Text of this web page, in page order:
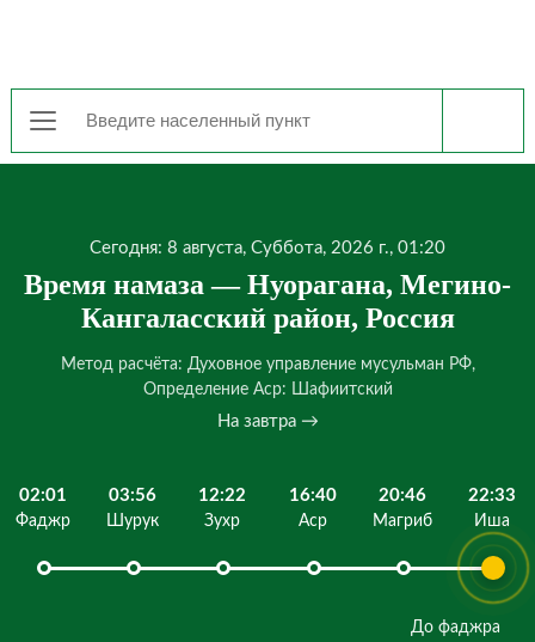
Сегодня: 8 августа, Суббота, 2026 г., 01:20
Время намаза — Нуорагана, Мегино-
Кангаласский район, Россия
Метод расчёта: Духовное управление мусульман РФ,
Определение Аср: Шафиитский
На завтра →
02:01
Фаджр
03:56
Шурук
12:22
Зухр
16:40
Аср
20:46
Магриб
22:33
Иша
До фаджра